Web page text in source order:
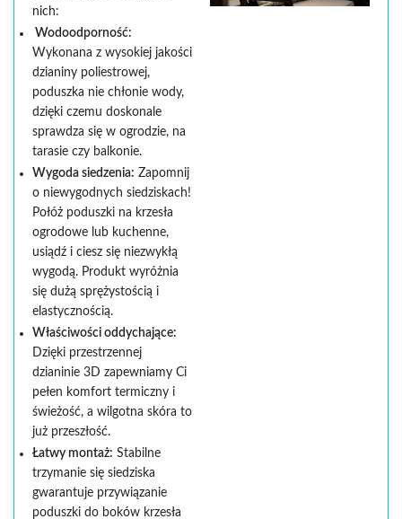
nich:
Wodoodporność:
Wykonana z wysokiej jakości
dzianiny poliestrowej,
poduszka nie chłonie wody,
dzięki czemu doskonale
sprawdza się w ogrodzie, na
tarasie czy balkonie.
Wygoda siedzenia: Zapomnij
o niewygodnych siedziskach!
Połóż poduszki na krzesła
ogrodowe lub kuchenne,
usiądź i ciesz się niezwykłą
wygodą. Produkt wyróżnia
się dużą sprężystością i
elastycznością.
Właściwości oddychające:
Dzięki przestrzennej
dzianinie 3D zapewniamy Ci
pełen komfort termiczny i
świeżość, a wilgotna skóra to
już przeszłość.
Łatwy montaż: Stabilne
trzymanie się siedziska
gwarantuje przywiązanie
poduszki do boków krzesła